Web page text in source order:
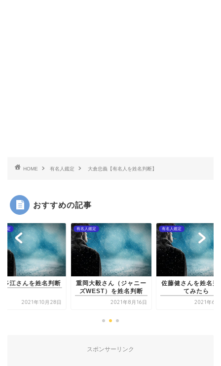
HOME 有名人鑑定 大倉忠義【有名人を姓名判断】
おすすめの記事
鑑定
多江さんを姓名判断
2021年10月28日
有名人鑑定
重岡大毅さん（ジャニー
ズWEST）を姓名判断
2021年8月16日
有名人鑑定
佐藤健さんを姓名判
てみたら
2021年6
スポンサーリンク